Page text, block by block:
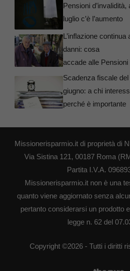
Pensioni d’invalidità,
luglio c’è l’aumento
L’inflazione continua
danni: cosa
accade alle Pensioni
Scadenza fiscale del
giugno: a chi
perché è importante
Missionerisparmio.it di proprietà di
Via Sistina 121, 00187 Roma
Partita I.V.A.
Missionerisparmio.it non è una
quanto viene aggiornato senza
pertanto considerarsi un prodotto
legge n. 62 del
Copyright ©2026 - Tutti i diritti